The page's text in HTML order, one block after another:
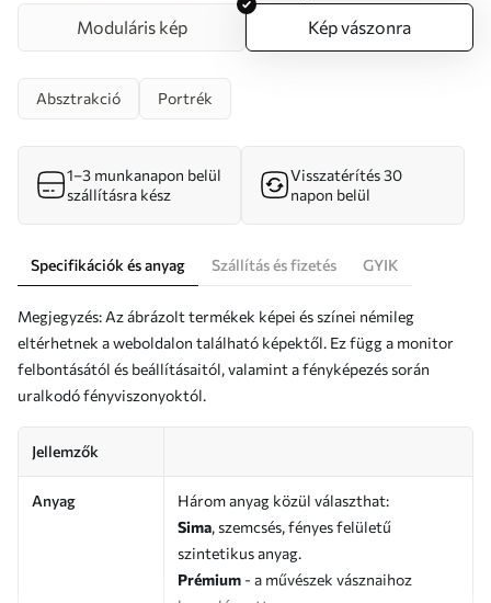
Moduláris kép Kép vászonra
Absztrakció Portrék
1–3 munkanapon belül
szállításra kész
Visszatérítés 30
napon belül
Specifikációk és anyag Szállítás és fizetés GYIK
Megjegyzés: Az ábrázolt termékek képei és színei némileg
eltérhetnek a weboldalon található képektől. Ez függ a monitor
felbontásától és beállításaitól, valamint a fényképezés során
uralkodó fényviszonyoktól.
Jellemzők
Anyag
Három anyag közül választhat:
Sima, szemcsés, fényes felületű
szintetikus anyag.
Prémium - a művészek vásznaihoz